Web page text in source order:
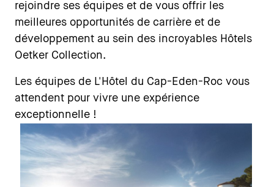
rejoindre ses équipes et de vous offrir les
meilleures opportunités de carrière et de
développement au sein des incroyables Hôtels
Oetker Collection.
Les équipes de L'Hôtel du Cap-Eden-Roc vous
attendent pour vivre une expérience
exceptionnelle !